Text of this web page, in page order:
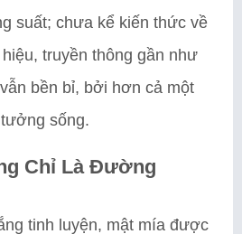
suất; chưa kể kiến thức về
truyền thông gần như
bền bỉ, bởi hơn cả một
sống.
Chỉ Là Đường
tinh luyện, mật mía được